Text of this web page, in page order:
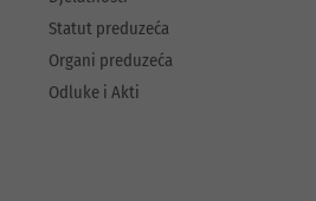
Statut preduzeća
Organi preduzeća
Odluke i Akti